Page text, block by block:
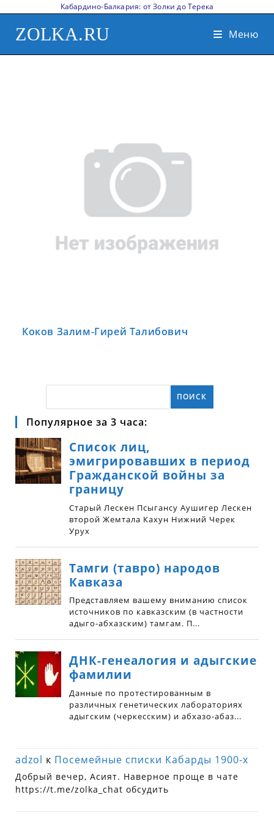
Кабардино-Балкария: от Золки до Терека
ZOLKA.RU Меню
Коков Залим-Гирей Талибович
ПОИСК
Популярное за 3 часа:
adzol к Посемейные списки Кабарды 1900-х
Добрый вечер, Асият. Наверное проще в чате
https://t.me/zolka_chat обсудить